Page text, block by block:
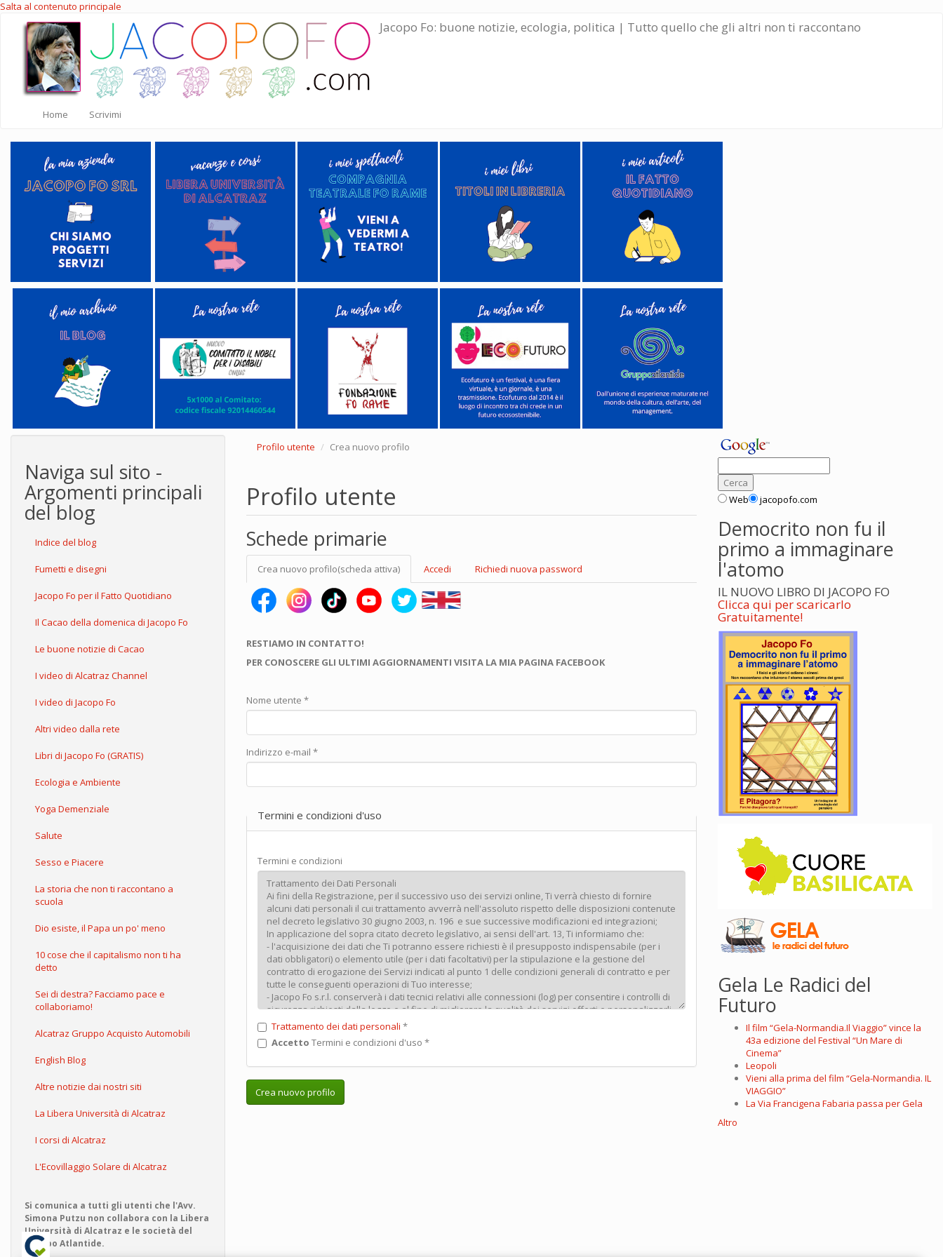
Salta al contenuto principale
Jacopo Fo: buone notizie, ecologia, politica | Tutto quello che gli altri non ti raccontano
Home Scrivimi
Naviga sul sito -
Argomenti principali
del blog
Indice del blog
Fumetti e disegni
Jacopo Fo per il Fatto Quotidiano
Il Cacao della domenica di Jacopo Fo
Le buone notizie di Cacao
I video di Alcatraz Channel
I video di Jacopo Fo
Altri video dalla rete
Libri di Jacopo Fo (GRATIS)
Ecologia e Ambiente
Yoga Demenziale
Salute
Sesso e Piacere
La storia che non ti raccontano a
scuola
Dio esiste, il Papa un po' meno
10 cose che il capitalismo non ti ha
detto
Sei di destra? Facciamo pace e
collaboriamo!
Alcatraz Gruppo Acquisto Automobili
English Blog
Altre notizie dai nostri siti
La Libera Università di Alcatraz
I corsi di Alcatraz
L'Ecovillaggio Solare di Alcatraz
Si comunica a tutti gli utenti che l'Avv.
Simona Putzu non collabora con la Libera
Università di Alcatraz e le società del
Gruppo Atlantide.
Profilo utente Crea nuovo profilo
Profilo utente
Schede primarie
Crea nuovo profilo(scheda attiva) Accedi Richiedi nuova password
RESTIAMO IN CONTATTO!
PER CONOSCERE GLI ULTIMI AGGIORNAMENTI VISITA LA MIA PAGINA FACEBOOK
Nome utente *
Indirizzo e-mail *
Termini e condizioni d'uso
Termini e condizioni
Trattamento dei dati personali *
Accetto Termini e condizioni d'uso *
Crea nuovo profilo
Web jacopofo.com
Democrito non fu il
primo a immaginare
l'atomo
IL NUOVO LIBRO DI JACOPO FO
Clicca qui per scaricarlo
Gratuitamente!
Gela Le Radici del
Futuro
Il film “Gela-Normandia.Il Viaggio” vince la
43a edizione del Festival “Un Mare di
Cinema”
Leopoli
Vieni alla prima del film “Gela-Normandia. IL
VIAGGIO”
La Via Francigena Fabaria passa per Gela
Altro